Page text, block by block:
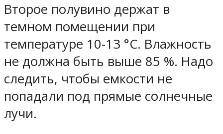
Второе полувино держат в
темном помещении при
температуре 10-13 °С. Влажность
не должна быть выше 85 %. Надо
следить, чтобы емкости не
попадали под прямые солнечные
лучи.